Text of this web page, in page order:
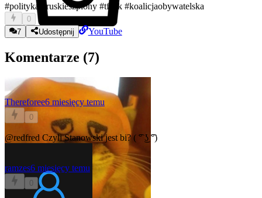
#polityka
#ruskieszpiony #tfusk #koalicjaobywatelska
0
7
Udostępnij YouTube
Komentarze (7)
Thereforee6 miesięcy temu
0
@redfred Czyli Stanowski jest bi? ( ͡° ͜ʖ ͡°)
ramzes6 miesięcy temu
0